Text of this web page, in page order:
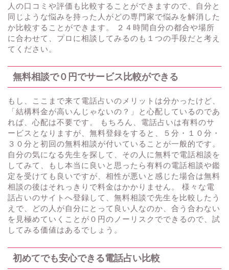
人の口コミや評価も比較することができますので、自分と
同じような悩みを持った人がどの専門家で悩みを解消した
か比較することができます。 ２４時間自分の都合や場所
に合わせて、プロに相談してみるのも１つの手段だと考え
てください。
無料相談で０円でサービス比較ができる
もし、ここまで来て電話占いのメリットは分かったけど、
「結構料金が高いんじゃないの？」と心配しているのであ
れば、心配は不要です。 もちろん、電話占いは有料のサ
ービスとなりますが、無料登録をすると、５分・１０分・
３０分と初回の無料相談が付いていることが一般的です。
自分の気になる先生を探して、その人に無料で電話相談を
してみて、もし本当に良いと思ったら有料の電話相談や鑑
定を受けても良いですが、相性が悪いと感じた場合は無料
相談の後はそれっきりで料金はかかりません。 様々な電
話占いのサイトへ登録して、無料相談で先生を比較したう
えで、どの人が自分にとって良い人なのか、合う合わない
を見極めていくことが０円のノーリスクでできるので、試
してみる価値はあるでしょう。
初めてでも安心できる電話占い比較